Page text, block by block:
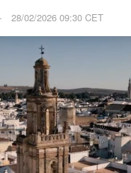
28/02/2026 09:30 CET